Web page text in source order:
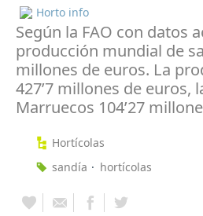
Horto info
Según la FAO con datos
producción mundial de
millones de euros. La
427’7 millones de euros,
Marruecos 104’27
Hortícolas
sandía
hortícolas